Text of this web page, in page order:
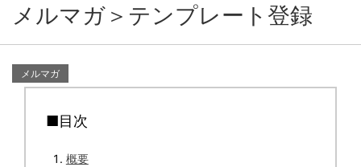
メルマガ＞テンプレート登録
メルマガ
■目次
概要